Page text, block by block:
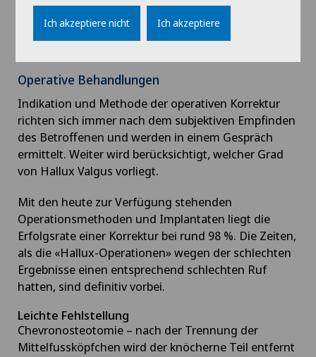
Durch Physiotherapie und spezielle Tapes kann das
Operative Behandlungen
Indikation und Methode der operativen Korrektur
richten sich immer nach dem subjektiven Empfinden
des Betroffenen und werden in einem Gespräch
ermittelt. Weiter wird berücksichtigt, welcher Grad
von Hallux Valgus vorliegt.
Mit den heute zur Verfügung stehenden
Operationsmethoden und Implantaten liegt die
Erfolgsrate einer Korrektur bei rund 98 %. Die Zeiten,
als die «Hallux-Operationen» wegen der schlechten
Ergebnisse einen entsprechend schlechten Ruf
hatten, sind definitiv vorbei.
Leichte Fehlstellung
Chevronosteotomie – nach der Trennung der
Mittelfussköpfchen wird der knöcherne Teil entfernt
Ich akzeptiere nicht Ich akzeptiere